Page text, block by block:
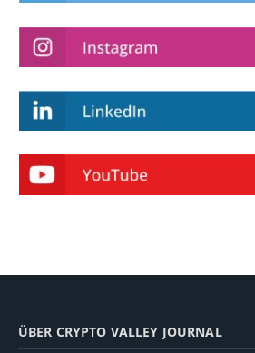
ÜBER CRYPTO VALLEY JOURNAL